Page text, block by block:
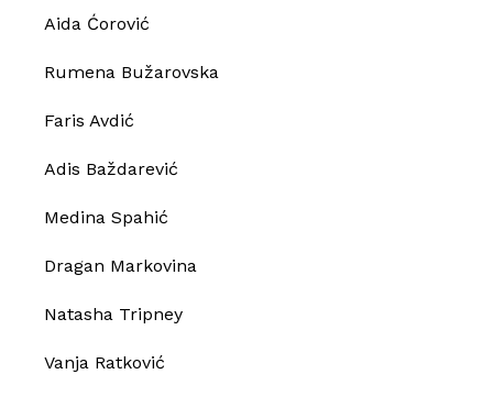
Aida Ćorović
Rumena Bužarovska
Faris Avdić
Adis Baždarević
Medina Spahić
Dragan Markovina
Natasha Tripney
Vanja Ratković